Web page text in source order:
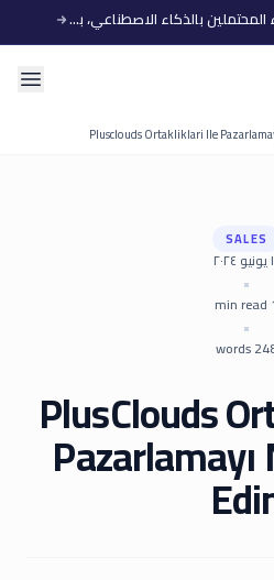
تقديم LeadOcean: توليد العملاء المحتملين بالذكاء الاصطناعي، بيانات منتقاة، توسع سهل
Plusclouds Ortakliklari Ile
SALES
•
•
PlusClouds